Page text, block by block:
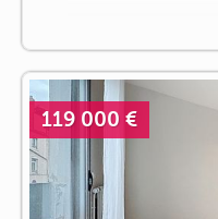
119 000 €